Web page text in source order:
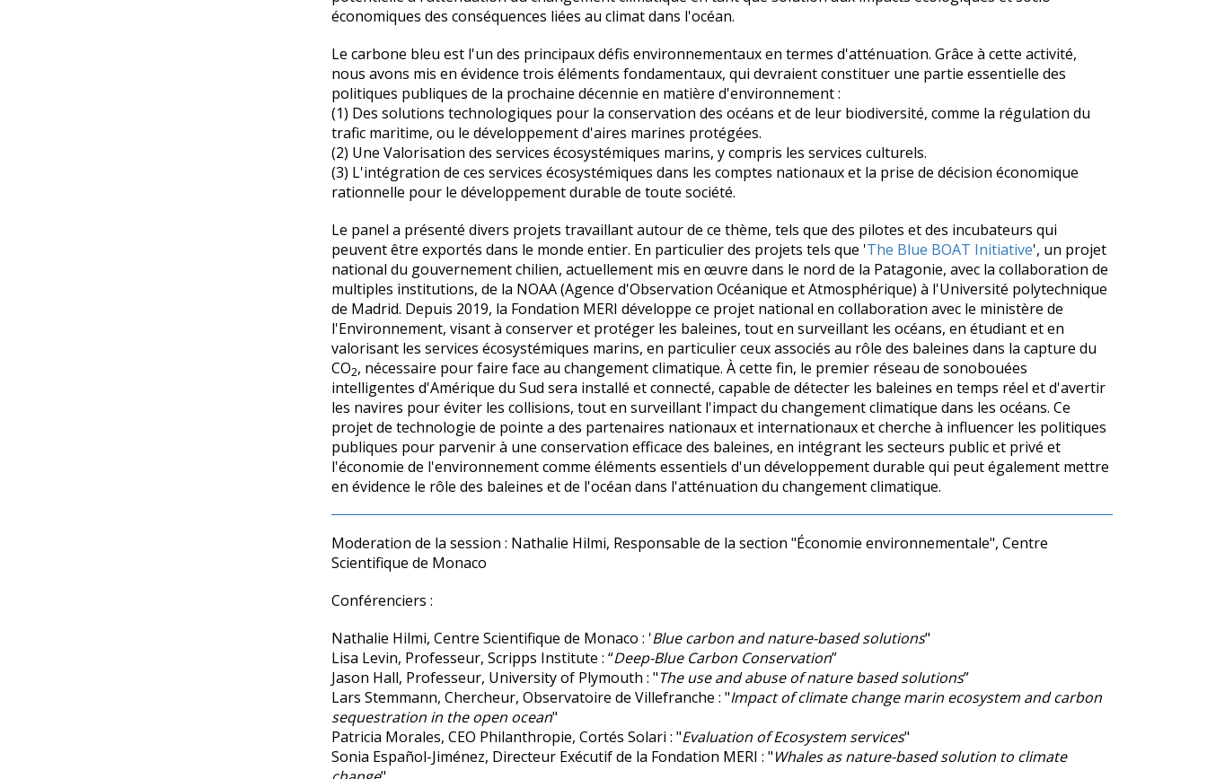
économiques des conséquences liées au climat dans l'océan.
Le carbone bleu est l'un des principaux défis environnementaux en termes d'atténuation. Grâce à cette activité,
nous avons mis en évidence trois éléments fondamentaux, qui devraient constituer une partie essentielle des
politiques publiques de la prochaine décennie en matière d'environnement :
(1) Des solutions technologiques pour la conservation des océans et de leur biodiversité, comme la régulation du
trafic maritime, ou le développement d'aires marines protégées.
(2) Une Valorisation des services écosystémiques marins, y compris les services culturels.
(3) L'intégration de ces services écosystémiques dans les comptes nationaux et la prise de décision économique
rationnelle pour le développement durable de toute société.
Le panel a présenté divers projets travaillant autour de ce thème, tels que des pilotes et des incubateurs qui
peuvent être exportés dans le monde entier. En particulier des projets tels que 'The Blue BOAT Initiative', un projet
national du gouvernement chilien, actuellement mis en œuvre dans le nord de la Patagonie, avec la collaboration de
multiples institutions, de la NOAA (Agence d'Observation Océanique et Atmosphérique) à l'Université polytechnique
de Madrid. Depuis 2019, la Fondation MERI développe ce projet national en collaboration avec le ministère de
l'Environnement, visant à conserver et protéger les baleines, tout en surveillant les océans, en étudiant et en
valorisant les services écosystémiques marins, en particulier ceux associés au rôle des baleines dans la capture du
CO2, nécessaire pour faire face au changement climatique. À cette fin, le premier réseau de sonobouées
intelligentes d'Amérique du Sud sera installé et connecté, capable de détecter les baleines en temps réel et d'avertir
les navires pour éviter les collisions, tout en surveillant l'impact du changement climatique dans les océans. Ce
projet de technologie de pointe a des partenaires nationaux et internationaux et cherche à influencer les politiques
publiques pour parvenir à une conservation efficace des baleines, en intégrant les secteurs public et privé et
l'économie de l'environnement comme éléments essentiels d'un développement durable qui peut également mettre
en évidence le rôle des baleines et de l'océan dans l'atténuation du changement climatique.
Moderation de la session : Nathalie Hilmi, Responsable de la section "Économie environnementale", Centre
Scientifique de Monaco
Conférenciers :
Nathalie Hilmi, Centre Scientifique de Monaco : 'Blue carbon and nature-based solutions"
Lisa Levin, Professeur, Scripps Institute : “Deep-Blue Carbon Conservation”
Jason Hall, Professeur, University of Plymouth : "The use and abuse of nature based solutions”
Lars Stemmann, Chercheur, Observatoire de Villefranche : "Impact of climate change marin ecosystem and carbon
sequestration in the open ocean"
Patricia Morales, CEO Philanthropie, Cortés Solari : "Evaluation of Ecosystem services"
Sonia Español-Jiménez, Directeur Exécutif de la Fondation MERI : "Whales as nature-based solution to climate